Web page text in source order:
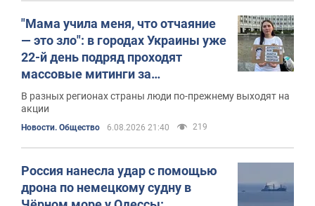
"Мама учила меня, что отчаяние
— это зло": в городах Украины уже
22-й день подряд проходят
массовые митинги за
возвращение Федорова. Фото и
видео
В разных регионах страны люди по-прежнему выходят на
акции
Новости. Общество 6.08.2026 21:40 219
Россия нанесла удар с помощью
дрона по немецкому судну в